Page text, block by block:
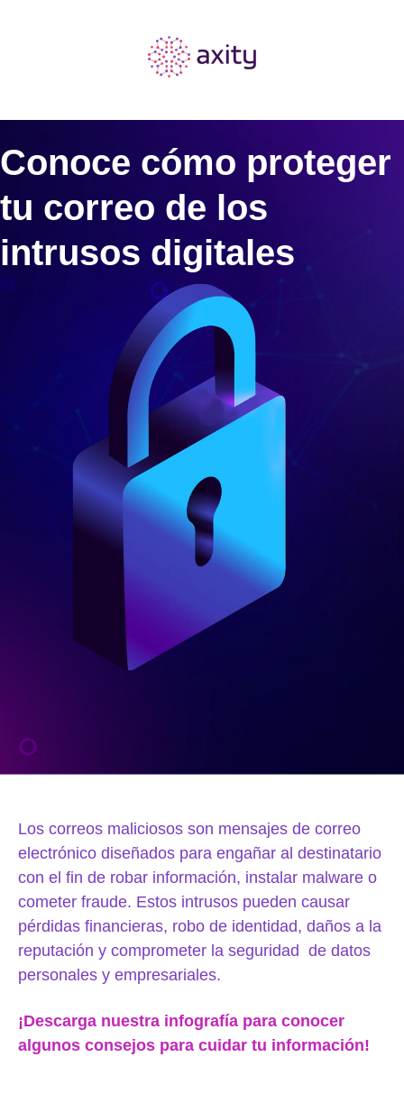
Conoce cómo proteger
tu correo de los
intrusos digitales
Los correos maliciosos son mensajes de correo
electrónico diseñados para engañar al destinatario
con el fin de robar información, instalar malware o
cometer fraude. Estos intrusos pueden causar
pérdidas financieras, robo de identidad, daños a la
reputación y comprometer la seguridad de datos
personales y empresariales.
¡Descarga nuestra infografía para conocer
algunos consejos para cuidar tu información!